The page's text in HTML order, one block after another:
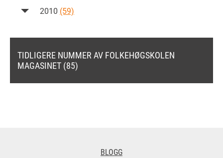
2010 (59)
TIDLIGERE NUMMER AV FOLKEHØGSKOLEN
MAGASINET (85)
BLOGG